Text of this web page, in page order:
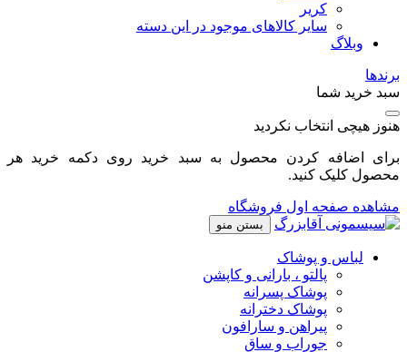
کریر
سایر کالاهای موجود در این دسته
وبلاگ
برندها
سبد خرید شما
هنوز هیچی انتخاب نکردید
برای اضافه کردن محصول به سبد خرید روی دکمه خرید هر
محصول کلیک کنید.
مشاهده صفحه اول فروشگاه
بستن منو
لباس و پوشاک
پالتو ، بارانی و کاپشن
پوشاک پسرانه
پوشاک دخترانه
پیراهن و سارافون
جوراب و ساق